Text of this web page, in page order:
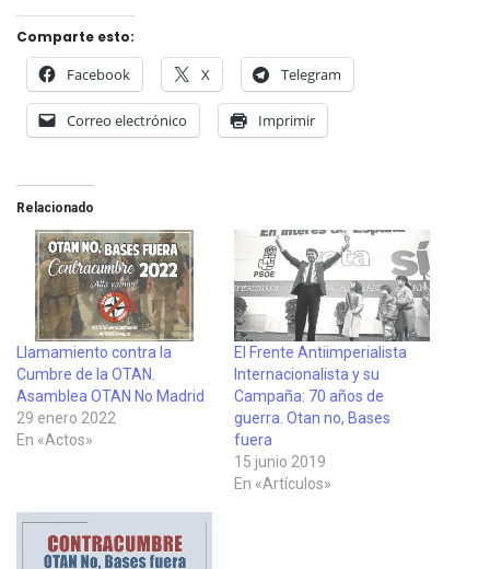
Comparte esto:
Facebook X Telegram
Correo electrónico Imprimir
Relacionado
Llamamiento contra la
Cumbre de la OTAN.
Asamblea OTAN No Madrid
29 enero 2022
En «Actos»
El Frente Antiimperialista
Internacionalista y su
Campaña: 70 años de
guerra. Otan no, Bases
fuera
15 junio 2019
En «Artículos»